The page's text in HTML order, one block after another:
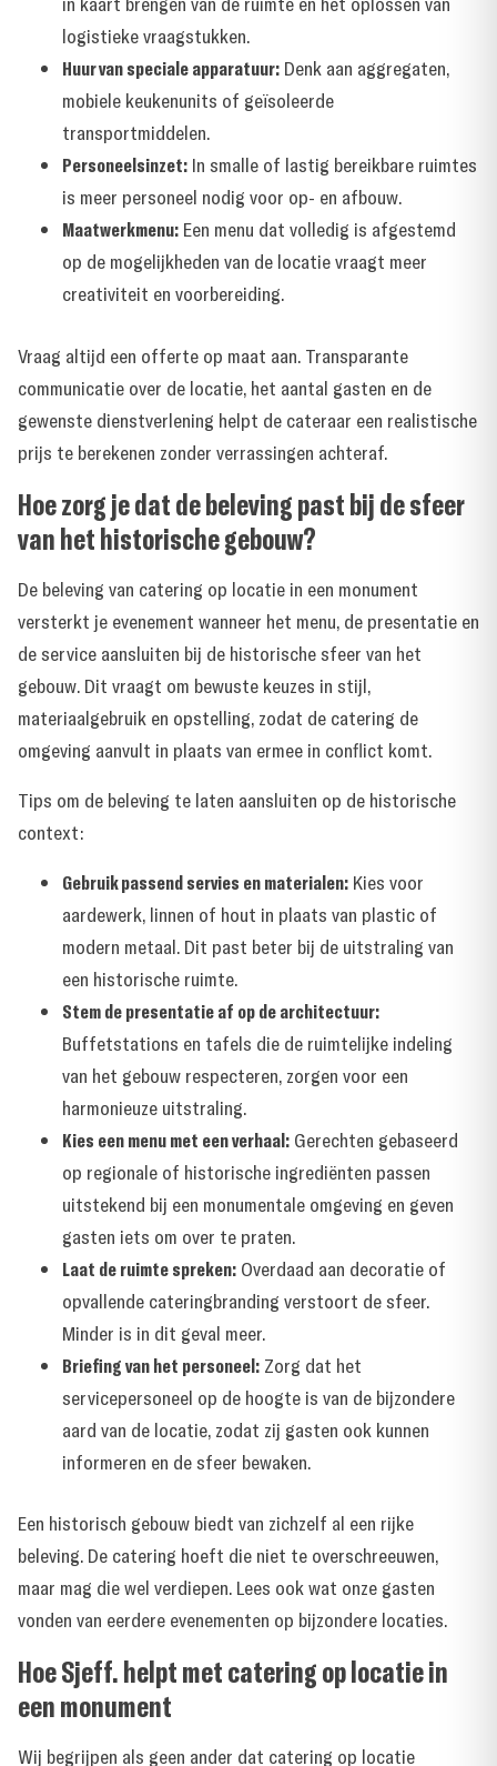
logistieke vraagstukken.
Huur van speciale apparatuur: Denk aan aggregaten,
mobiele keukenunits of geïsoleerde
transportmiddelen.
Personeelsinzet: In smalle of lastig bereikbare ruimtes
is meer personeel nodig voor op- en afbouw.
Maatwerkmenu: Een menu dat volledig is afgestemd
op de mogelijkheden van de locatie vraagt meer
creativiteit en voorbereiding.
Vraag altijd een offerte op maat aan. Transparante
communicatie over de locatie, het aantal gasten en de
gewenste dienstverlening helpt de cateraar een realistische
prijs te berekenen zonder verrassingen achteraf.
Hoe zorg je dat de beleving past bij de sfeer
van het historische gebouw?
De beleving van catering op locatie in een monument
versterkt je evenement wanneer het menu, de presentatie en
de service aansluiten bij de historische sfeer van het
gebouw. Dit vraagt om bewuste keuzes in stijl,
materiaalgebruik en opstelling, zodat de catering de
omgeving aanvult in plaats van ermee in conflict komt.
Tips om de beleving te laten aansluiten op de historische
context:
Gebruik passend servies en materialen: Kies voor
aardewerk, linnen of hout in plaats van plastic of
modern metaal. Dit past beter bij de uitstraling van
een historische ruimte.
Stem de presentatie af op de architectuur:
Buffetstations en tafels die de ruimtelijke indeling
van het gebouw respecteren, zorgen voor een
harmonieuze uitstraling.
Kies een menu met een verhaal: Gerechten gebaseerd
op regionale of historische ingrediënten passen
uitstekend bij een monumentale omgeving en geven
gasten iets om over te praten.
Laat de ruimte spreken: Overdaad aan decoratie of
opvallende cateringbranding verstoort de sfeer.
Minder is in dit geval meer.
Briefing van het personeel: Zorg dat het
servicepersoneel op de hoogte is van de bijzondere
aard van de locatie, zodat zij gasten ook kunnen
informeren en de sfeer bewaken.
Een historisch gebouw biedt van zichzelf al een rijke
beleving. De catering hoeft die niet te overschreeuwen,
maar mag die wel verdiepen. Lees ookwat onze gasten
vonden van eerdere evenementen op bijzondere locaties.
Hoe Sjeff. helpt met catering op locatie in
een monument
Wij begrijpen als geen ander dat catering op locatie